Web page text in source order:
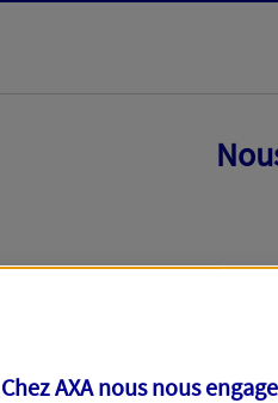
Chez AXA nous nous